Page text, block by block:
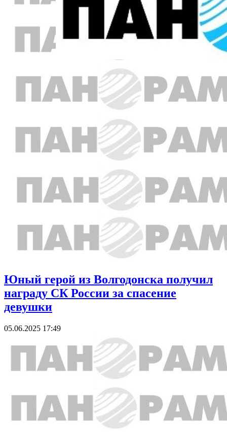
Юный герой из Волгодонска получил
награду СК России за спасение
девушки
05.06.2025 17:49